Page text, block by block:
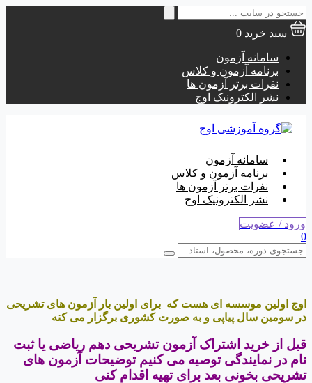
جستجو
برای:
سبد خرید 0
سامانه آزمون
برنامه آزمون و کلاس
نفرات برتر آزمون ها
نشر الکترونیک اوج
سامانه آزمون
برنامه آزمون و کلاس
نفرات برتر آزمون ها
نشر الکترونیک اوج
ورود / عضویت
0
اوج اولین موسسه ای هست که برای اولین بار آزمون های تشریحی
در سومین سال پیاپی و به صورت کشوری برگزار می کنه
قبل از خرید اشتراک آزمون تشریحی دهم ریاضی یا ثبت
نام در نمایندگی توصیه می کنیم توضیحات آزمون های
تشریحی بخونی بعد برای تهیه اقدام کنی